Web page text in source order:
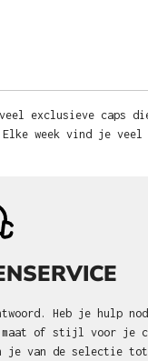
exclusieve caps
Elke week vind je
Heb je hulp
of stijl voor je
je van de selectie